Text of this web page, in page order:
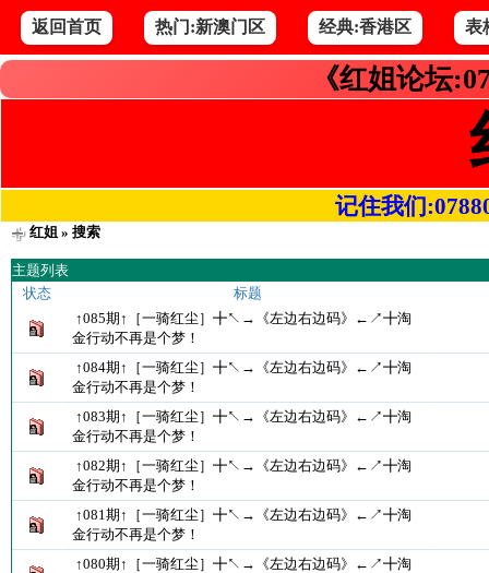
返回首页 热门:新澳门区 经典:香港区 表
《红姐论坛
记住我们
红姐» 搜索
主题列表
状态
标题
↑085期↑［一骑红尘］╋↖→《左边右边码》←↗╋淘
金行动不再是个梦！
↑084期↑［一骑红尘］╋↖→《左边右边码》←↗╋淘
金行动不再是个梦！
↑083期↑［一骑红尘］╋↖→《左边右边码》←↗╋淘
金行动不再是个梦！
↑082期↑［一骑红尘］╋↖→《左边右边码》←↗╋淘
金行动不再是个梦！
↑081期↑［一骑红尘］╋↖→《左边右边码》←↗╋淘
金行动不再是个梦！
↑080期↑［一骑红尘］╋↖→《左边右边码》←↗╋淘